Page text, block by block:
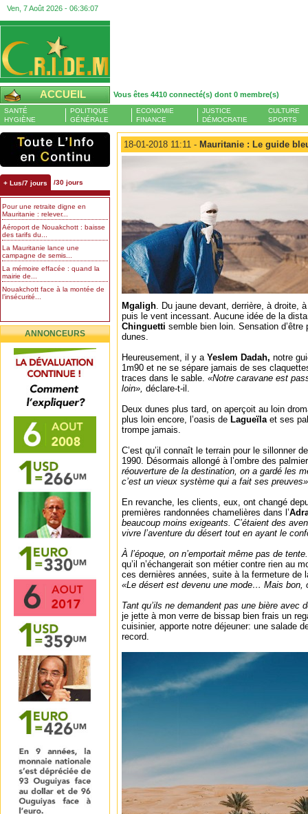
Ven, 7 Août 2026 - 06:36:08
ACCUEIL Vous êtes 4410 connecté(s) dont 0 membre(s)
SANTÉ
HYGIÈNE
POLITIQUE
GÉNÉRALE
ECONOMIE
FINANCE
JUSTICE
DÉMOCRATIE
CULTURE
SPORTS
+ Lus/7 jours /30 jours
Pour une retraite digne en
Mauritanie : relever...
Aéroport de Nouakchott : baisse
des tarifs du...
La Mauritanie lance une
campagne de semis...
La mémoire effacée : quand la
mairie de...
Nouakchott face à la montée de
l’insécurité...
ANNONCEURS
18-01-2018 11:11 - Mauritanie : Le guide
Mgaligh. Du jaune devant, derrière, à droite,
puis le vent incessant. Aucune idée de la
Chinguetti semble bien loin. Sensation d’être
dunes.
Heureusement, il y a Yeslem Dadah, notre
1m90 et ne se sépare jamais de ses
traces dans le sable. «Notre caravane est
loin», déclare-t-il.
Deux dunes plus tard, on aperçoit au loin
plus loin encore, l’oasis de Lagueïla et ses
trompe jamais.
C’est qu’il connaît le terrain pour le sillonner
1990. Désormais allongé à l’ombre des
réouverture de la destination, on a gardé les
c’est un vieux système qui a fait ses
En revanche, les clients, eux, ont changé
premières randonnées chamelières dans l’
beaucoup moins exigeants. C’étaient des
vivre l’aventure du désert tout en ayant le
À l’époque, on n’emportait même pas de
qu’il n’échangerait son métier contre rien au
ces dernières années, suite à la fermeture de
«Le désert est devenu une mode… Mais bon,
Tant qu’ils ne demandent pas une bière avec
je jette à mon verre de bissap bien frais un
cuisinier, apporte notre déjeuner: une salade
record.